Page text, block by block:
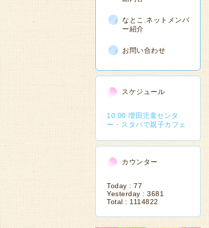
なとこ.ネットメンバ
ー紹介
お問い合わせ
スケジュール
10:00 増田児童センタ
ー・スタバで親子カフェ
カウンター
Today : 77
Yesterday : 3681
Total : 1114822